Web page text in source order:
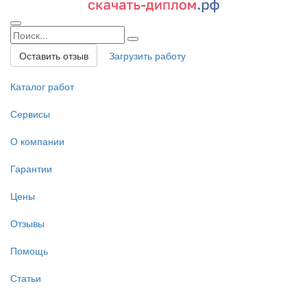
Оставить отзыв Загрузить работу
Каталог работ
Сервисы
О компании
Гарантии
Цены
Отзывы
Помощь
Статьи